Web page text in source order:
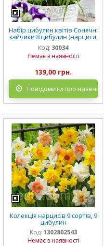
Набір цибулин квітів Сонячні
зайчики 8 цибулин (нарциси,
мускарі)
Код: 30034
Немає в наявності
139,00 грн.
Повідомити про наявність
Колекція нарцисів 9 сортів, 9
цибулин
Код: 1302802543
Немає в наявності